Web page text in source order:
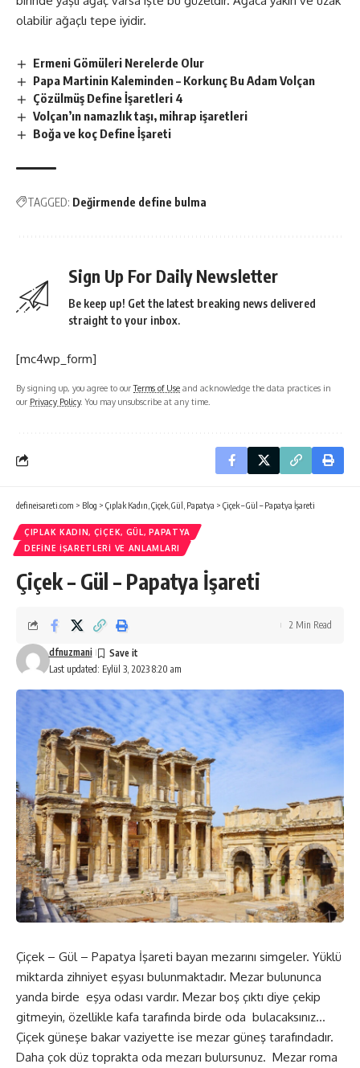
olabilir ağaçlı tepe iyidir.
Ermeni Gömüleri Nerelerde Olur
Papa Martinin Kaleminden – Korkunç Bu Adam Volçan
Çözülmüş Define İşaretleri 4
Volçan’ın namazlık taşı, mihrap işaretleri
Boğa ve koç Define İşareti
TAGGED: Değirmende define bulma
Sign Up For Daily Newsletter
Be keep up! Get the latest breaking news delivered
straight to your inbox.
[mc4wp_form]
By signing up, you agree to ourTerms of Use and acknowledge the data practices in
our Privacy Policy. You may unsubscribe at any time.
defineisareti.com > Blog > Çıplak Kadın, Çiçek, Gül, Papatya > Çiçek – Gül – Papatya İşareti
ÇIPLAK KADIN, ÇIÇEK, GÜL, PAPATYA
DEFINE İŞARETLERI VE ANLAMLARI
Çiçek – Gül – Papatya İşareti
Last updated: Eylül 3, 2023 8:20 am
dfnuzmani
2 Min Read
Çiçek – Gül – Papatya İşareti bayan mezarını simgeler. Yüklü
miktarda zihniyet eşyası bulunmaktadır. Mezar bulununca
yanda birde eşya odası vardır. Mezar boş çıktı diye çekip
gitmeyin, özellikle kafa tarafında birde oda bulacaksınız…
Çiçek güneşe bakar vaziyette ise mezar güneş tarafındadır.
Daha çok düz toprakta oda mezarı bulursunuz. Mezar roma